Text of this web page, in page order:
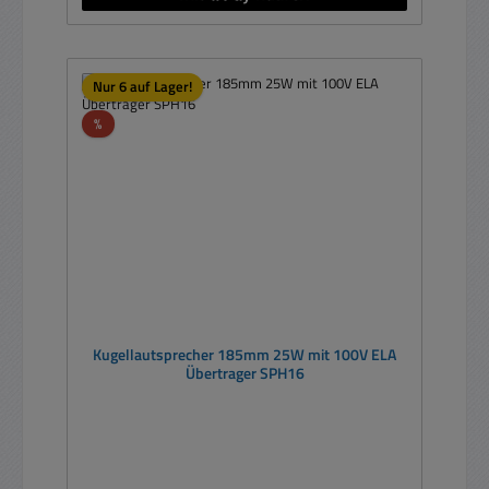
Nur 6 auf Lager!
%Rabatt
Kugellautsprecher 185mm 25W mit 100V ELA
Übertrager SPH16